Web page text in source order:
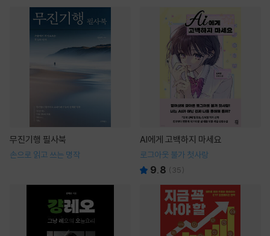
무진기행 필사북
손으로 읽고 쓰는 명작
AI에게 고백하지 마세요
로그아웃 불가 첫사랑
9.8 ( 35)